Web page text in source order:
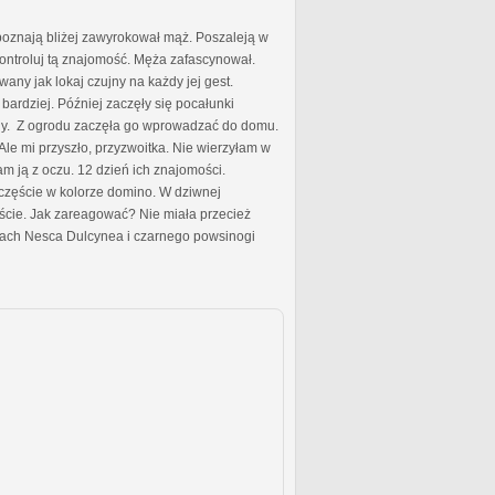
bliżej zawyrokował mąż. Poszaleją w
tą znajomość. Męża zafascynował.
jak lokaj czujny na każdy jej gest.
Później zaczęły się pocałunki
Z ogrodu zaczęła go wprowadzać do domu.
mi przyszło, przyzwoitka. Nie wierzyłam w
ją z oczu. 12 dzień ich znajomości.
w kolorze domino. W dziwnej
Jak zareagować? Nie miała przecież
Nesca Dulcynea i czarnego powsinogi